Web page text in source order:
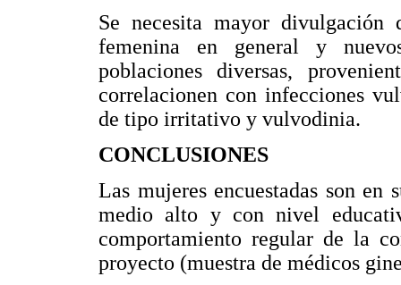
Se necesita mayor divulgación
femenina en general y
poblaciones diversas,
correlacionen con infecciones
de tipo irritativo y vulvodinia.
CONCLUSIONES
Las mujeres encuestadas son en
medio alto y con nivel
comportamiento regular de la
proyecto (muestra de médicos